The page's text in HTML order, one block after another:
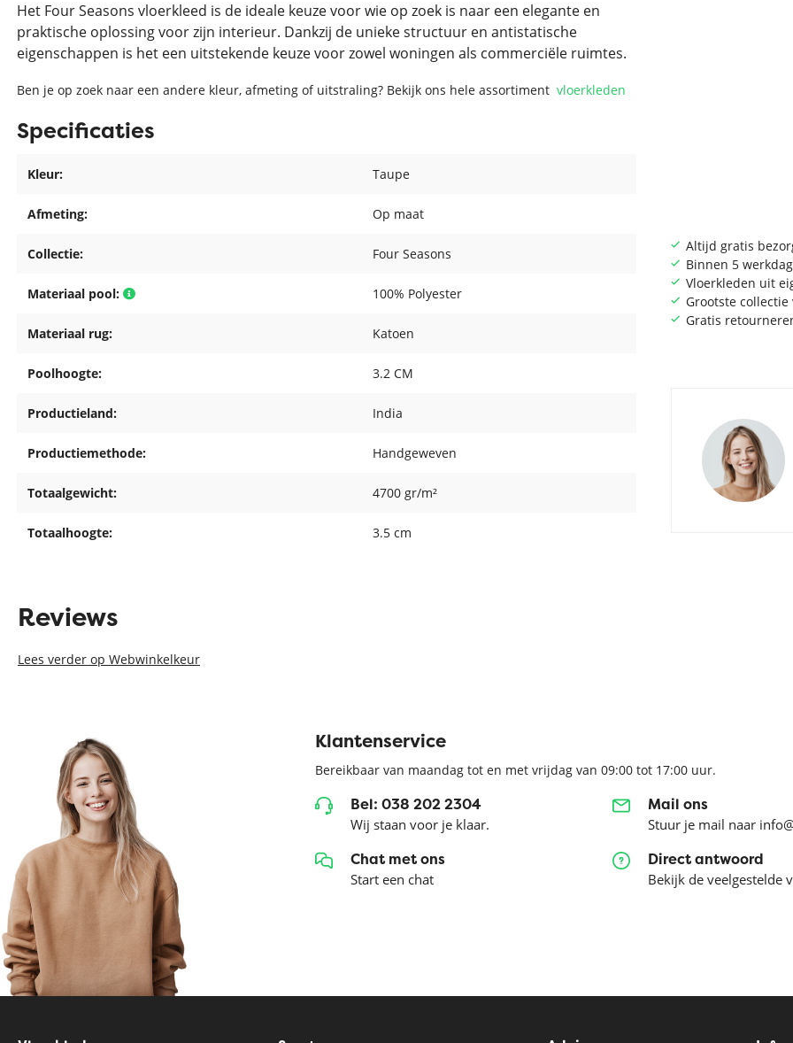
Altijd gratis
Binnen 5
Vloerkleden uit
Grootste
Gratis
Het Four Seasons vloerkleed is de ideale keuze voor wie op zoek is naar een elegante en
praktische oplossing voor zijn interieur. Dankzij de unieke structuur en antistatische
eigenschappen is het een uitstekende keuze voor zowel woningen als commerciële ruimtes.
Ben je op zoek naar een andere kleur, afmeting of uitstraling? Bekijk ons hele assortimentvloerkleden
Specificaties
Kleur: Taupe
Afmeting: Op maat
Collectie: Four Seasons
Materiaal pool: 100% Polyester
Materiaal rug: Katoen
Poolhoogte: 3.2 CM
Productieland: India
Productiemethode: Handgeweven
Totaalgewicht: 4700 gr/m²
Totaalhoogte: 3.5 cm
Reviews
Lees verder op Webwinkelkeur
Klantenservice
Bereikbaar van maandag tot en met vrijdag van 09:00 tot 17:00 uur.
Bel: 038 202 2304
Wij staan voor je klaar.
Mail ons
Stuur je mail naar
Chat met ons
Start een chat
Direct antwoord
Bekijk de veelgestelde